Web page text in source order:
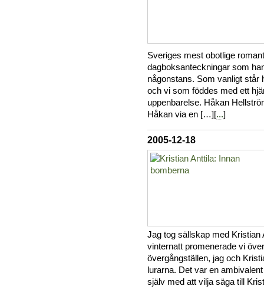
Sveriges mest obotlige
dagboksanteckningar som
någonstans. Som vanligt står
och vi som föddes med ett
uppenbarelse. Håkan
Håkan via en […][...]
2005-12-18
Jag tog sällskap med
vinternatt promenerade vi
övergångställen, jag och
lurarna. Det var en
själv med att vilja säga till